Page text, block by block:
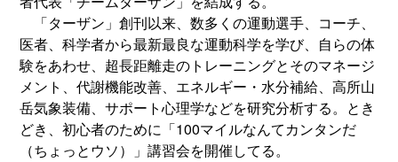
「ターザン」創刊以来、数多くの運動選手、コーチ、
医者、科学者から最新最良な運動科学を学び、自らの体
験をあわせ、超長距離走のトレーニングとそのマネージ
メント、代謝機能改善、エネルギー・水分補給、高所山
岳気象装備、サポート心理学などを研究分析する。とき
どき、初心者のために「100マイルなんてカンタンだ
（ちょっとウソ）」講習会を開催してる。